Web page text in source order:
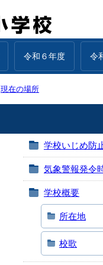
令和６年度 令
現在の場所
学校いじめ防
気象警報発令
学校概要
所在地
校歌